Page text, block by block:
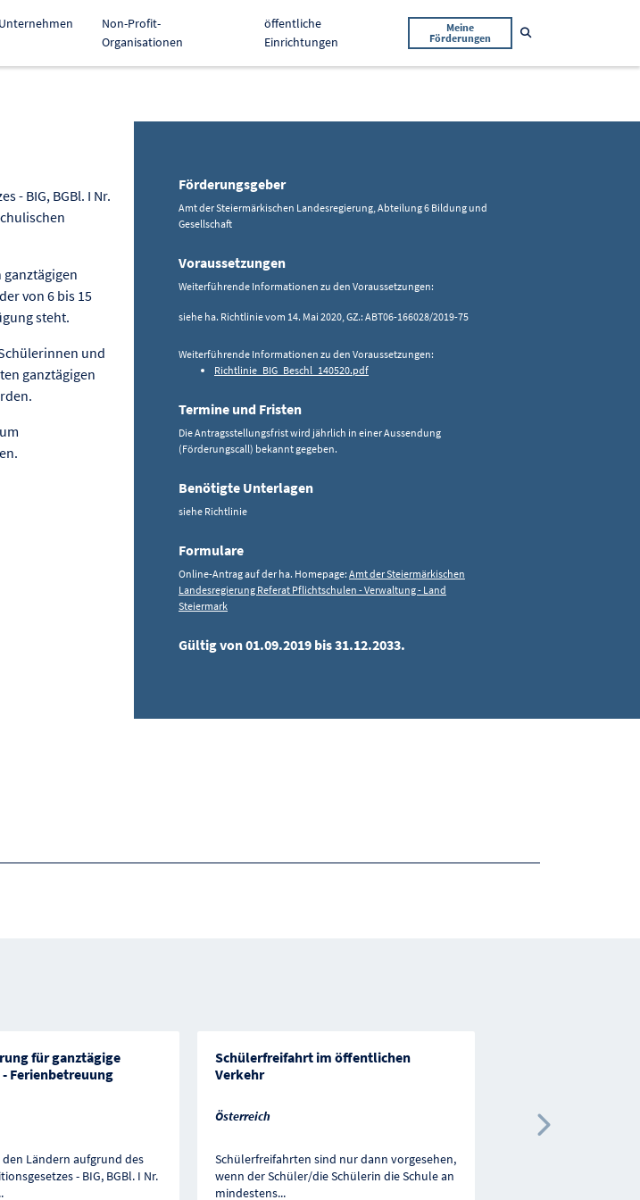
Unternehmen
Non-Profit-
Organisationen
öffentliche
Einrichtungen
Meine
Förderungen
- BIG, BGBl. I Nr.
ganztägigen
von 6 bis 15
steht.
und
ganztägigen
Förderungsgeber
Amt der Steiermärkischen Landesregierung, Abteilung 6 Bildung und
Gesellschaft
Voraussetzungen
Weiterführende Informationen zu den Voraussetzungen:
siehe ha. Richtlinie vom 14. Mai 2020, GZ.: ABT06-166028/2019-75
Weiterführende Informationen zu den Voraussetzungen:
Richtlinie_BIG_Beschl_140520.pdf
Termine und Fristen
Die Antragsstellungsfrist wird jährlich in einer Aussendung
(Förderungscall) bekannt gegeben.
Benötigte Unterlagen
siehe Richtlinie
Formulare
Online-Antrag auf der ha. Homepage: Amt der Steiermärkischen
Landesregierung Referat Pflichtschulen - Verwaltung - Land
Steiermark
Gültig von 01.09.2019 bis 31.12.2033.
für ganztägige
Ferienbetreuung
Ländern aufgrund des
- BIG, BGBl. I Nr.
Schülerfreifahrt im öffentlichen
Verkehr
Österreich
Schülerfreifahrten sind nur dann vorgesehen,
wenn der Schüler/die Schülerin die Schule an
mindestens...
Österreich
Nächste